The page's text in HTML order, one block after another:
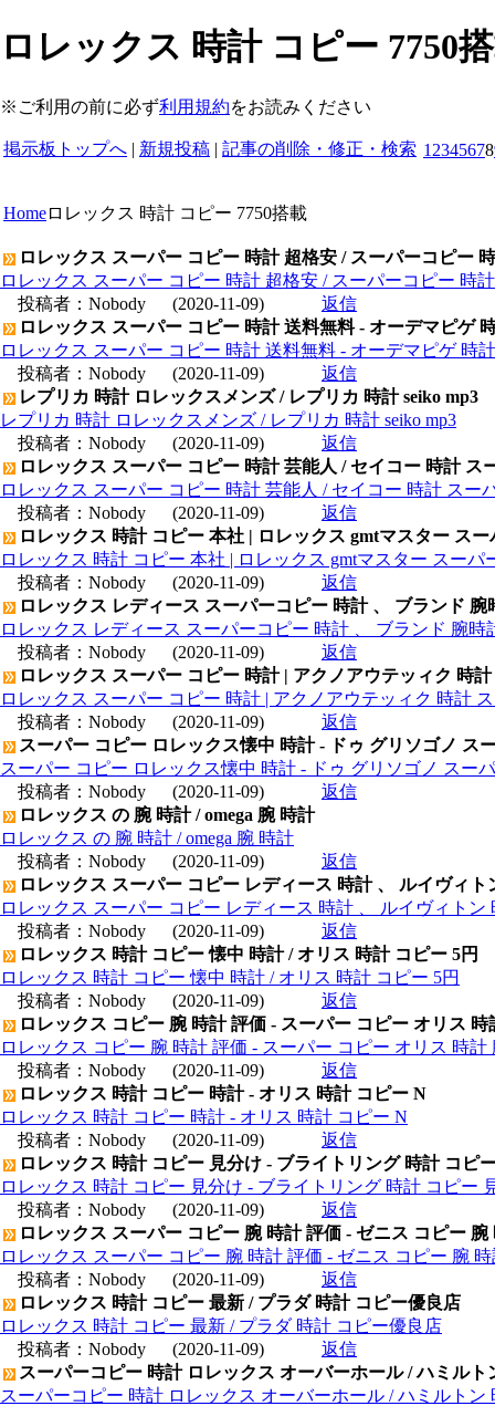
ロレックス 時計 コピー 7750
※ご利用の前に必ず利用規約をお読みください
掲示板トップへ | 新規投稿 | 記事の削除・修正・検索 1 2345678
Homeロレックス 時計 コピー 7750搭載
ロレックス スーパー コピー 時計 超格安 / スーパーコピー
ロレックス スーパー コピー 時計 超格安 / スーパーコピー 時
投稿者： Nobody (2020-11-09)
返信
ロレックス スーパー コピー 時計 送料無料 - オーデマピゲ
ロレックス スーパー コピー 時計 送料無料 - オーデマピゲ 時
投稿者： Nobody (2020-11-09)
返信
レプリカ 時計 ロレックスメンズ / レプリカ 時計 seiko mp3
レプリカ 時計 ロレックスメンズ / レプリカ 時計 seiko mp3
投稿者： Nobody (2020-11-09)
返信
ロレックス スーパー コピー 時計 芸能人 / セイコー 時計 ス
ロレックス スーパー コピー 時計 芸能人 / セイコー 時計 スー
投稿者： Nobody (2020-11-09)
返信
ロレックス 時計 コピー 本社 | ロレックス gmtマスター ス
ロレックス 時計 コピー 本社 | ロレックス gmtマスター スーパ
投稿者： Nobody (2020-11-09)
返信
ロレックス レディース スーパーコピー 時計 、 ブランド
ロレックス レディース スーパーコピー 時計 、 ブランド 腕時
投稿者： Nobody (2020-11-09)
返信
ロレックス スーパー コピー 時計 | アクノアウテッィク 時
ロレックス スーパー コピー 時計 | アクノアウテッィク 時計
投稿者： Nobody (2020-11-09)
返信
スーパー コピー ロレックス懐中 時計 - ドゥ グリソゴノ ス
スーパー コピー ロレックス懐中 時計 - ドゥ グリソゴノ スー
投稿者： Nobody (2020-11-09)
返信
ロレックス の 腕 時計 / omega 腕 時計
ロレックス の 腕 時計 / omega 腕 時計
投稿者： Nobody (2020-11-09)
返信
ロレックス スーパー コピー レディース 時計 、 ルイヴィ
ロレックス スーパー コピー レディース 時計 、 ルイヴィト
投稿者： Nobody (2020-11-09)
返信
ロレックス 時計 コピー 懐中 時計 / オリス 時計 コピー 5円
ロレックス 時計 コピー 懐中 時計 / オリス 時計 コピー 5円
投稿者： Nobody (2020-11-09)
返信
ロレックス コピー 腕 時計 評価 - スーパー コピー オリス 時
ロレックス コピー 腕 時計 評価 - スーパー コピー オリス 時計
投稿者： Nobody (2020-11-09)
返信
ロレックス 時計 コピー 時計 - オリス 時計 コピー N
ロレックス 時計 コピー 時計 - オリス 時計 コピー N
投稿者： Nobody (2020-11-09)
返信
ロレックス 時計 コピー 見分け - ブライトリング 時計 コピ
ロレックス 時計 コピー 見分け - ブライトリング 時計 コピー
投稿者： Nobody (2020-11-09)
返信
ロレックス スーパー コピー 腕 時計 評価 - ゼニス コピー 腕
ロレックス スーパー コピー 腕 時計 評価 - ゼニス コピー 腕
投稿者： Nobody (2020-11-09)
返信
ロレックス 時計 コピー 最新 / プラダ 時計 コピー優良店
ロレックス 時計 コピー 最新 / プラダ 時計 コピー優良店
投稿者： Nobody (2020-11-09)
返信
スーパーコピー 時計 ロレックス オーバーホール / ハミル
スーパーコピー 時計 ロレックス オーバーホール / ハミルトン